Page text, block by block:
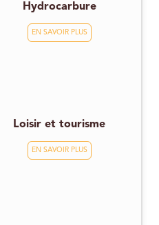
Hydrocarbure
EN SAVOIR PLUS
Loisir et tourisme
EN SAVOIR PLUS